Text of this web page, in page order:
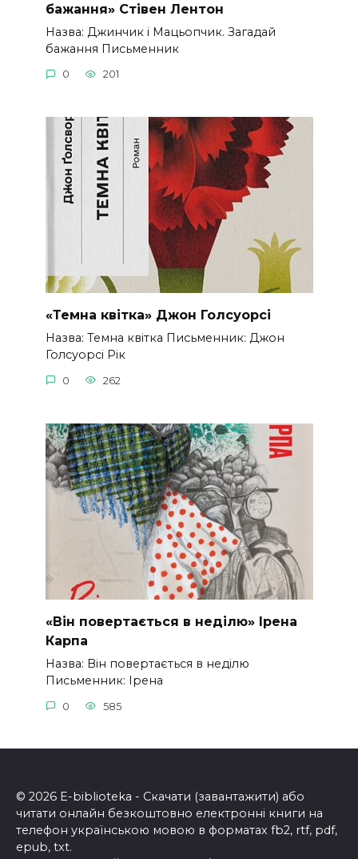
бажання» Стівен Лентон
Назва: Джинчик і Мацьопчик. Загадай
бажання Письменник
0 201
«Темна квітка» Джон Голсуорсі
Назва: Темна квітка Письменник: Джон
Голсуорсі Рік
0 262
«Він повертається в неділю» Ірена
Карпа
Назва: Він повертається в неділю
Письменник: Ірена
0 585
© 2026 E-biblioteka - Скачати (завантажити) або
читати онлайн безкоштовно електронні книги на
телефон українською мовою в форматах fb2, rtf, pdf,
epub, txt.